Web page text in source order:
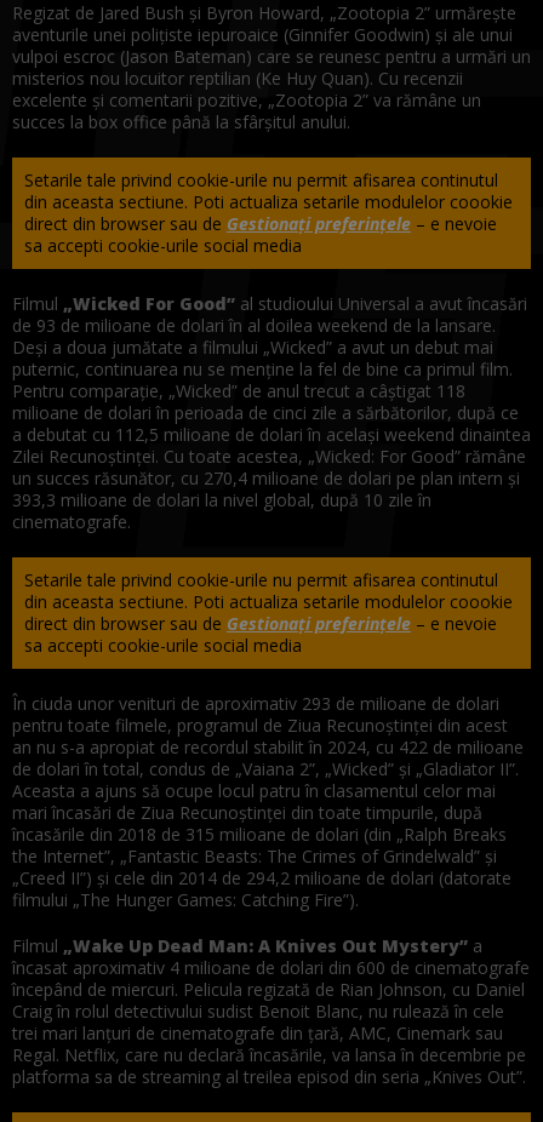
Regizat de Jared Bush şi Byron Howard, „Zootopia 2” urmăreşte
aventurile unei poliţiste iepuroaice (Ginnifer Goodwin) şi ale unui
vulpoi escroc (Jason Bateman) care se reunesc pentru a urmări un
misterios nou locuitor reptilian (Ke Huy Quan). Cu recenzii
excelente şi comentarii pozitive, „Zootopia 2” va rămâne un
succes la box office până la sfârşitul anului.
Setarile tale privind cookie-urile nu permit afisarea continutul
din aceasta sectiune. Poti actualiza setarile modulelor coookie
direct din browser sau de Gestionați preferințele – e nevoie
sa accepti cookie-urile social media
Filmul „Wicked For Good” al studioului Universal a avut încasări
de 93 de milioane de dolari în al doilea weekend de la lansare.
Deşi a doua jumătate a filmului „Wicked” a avut un debut mai
puternic, continuarea nu se menţine la fel de bine ca primul film.
Pentru comparaţie, „Wicked” de anul trecut a câştigat 118
milioane de dolari în perioada de cinci zile a sărbătorilor, după ce
a debutat cu 112,5 milioane de dolari în acelaşi weekend dinaintea
Zilei Recunoştinţei. Cu toate acestea, „Wicked: For Good” rămâne
un succes răsunător, cu 270,4 milioane de dolari pe plan intern şi
393,3 milioane de dolari la nivel global, după 10 zile în
cinematografe.
Setarile tale privind cookie-urile nu permit afisarea continutul
din aceasta sectiune. Poti actualiza setarile modulelor coookie
direct din browser sau de Gestionați preferințele – e nevoie
sa accepti cookie-urile social media
În ciuda unor venituri de aproximativ 293 de milioane de dolari
pentru toate filmele, programul de Ziua Recunoştinţei din acest
an nu s-a apropiat de recordul stabilit în 2024, cu 422 de milioane
de dolari în total, condus de „Vaiana 2”, „Wicked” şi „Gladiator II”.
Aceasta a ajuns să ocupe locul patru în clasamentul celor mai
mari încasări de Ziua Recunoştinţei din toate timpurile, după
încasările din 2018 de 315 milioane de dolari (din „Ralph Breaks
the Internet”, „Fantastic Beasts: The Crimes of Grindelwald” şi
„Creed II”) şi cele din 2014 de 294,2 milioane de dolari (datorate
filmului „The Hunger Games: Catching Fire”).
Filmul „Wake Up Dead Man: A Knives Out Mystery” a
încasat aproximativ 4 milioane de dolari din 600 de cinematografe
începând de miercuri. Pelicula regizată de Rian Johnson, cu Daniel
Craig în rolul detectivului sudist Benoit Blanc, nu rulează în cele
trei mari lanţuri de cinematografe din ţară, AMC, Cinemark sau
Regal. Netflix, care nu declară încasările, va lansa în decembrie pe
platforma sa de streaming al treilea episod din seria „Knives Out”.